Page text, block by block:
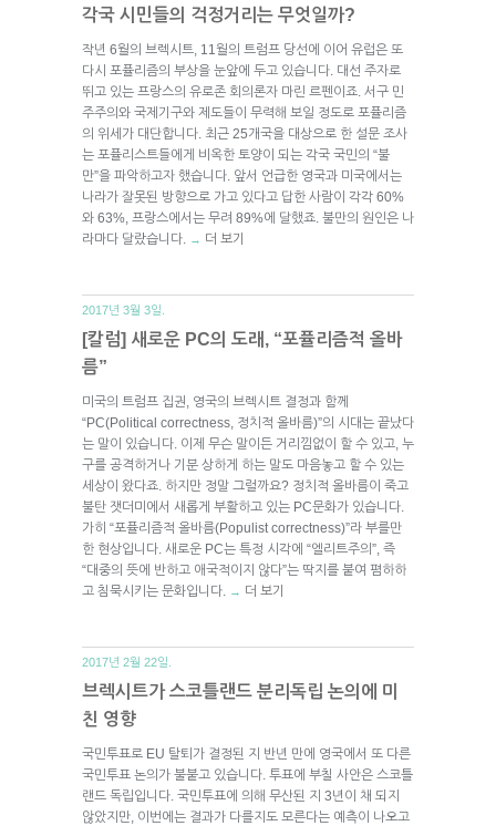
각국 시민들의 걱정거리는 무엇일까?
작년 6월의 브렉시트, 11월의 트럼프 당선에 이어 유럽은 또
다시 포퓰리즘의 부상을 눈앞에 두고 있습니다. 대선 주자로
뛰고 있는 프랑스의 유로존 회의론자 마린 르펜이죠. 서구 민
주주의와 국제기구와 제도들이 무력해 보일 정도로 포퓰리즘
의 위세가 대단합니다. 최근 25개국을 대상으로 한 설문 조사
는 포퓰리스트들에게 비옥한 토양이 되는 각국 국민의 “불
만”을 파악하고자 했습니다. 앞서 언급한 영국과 미국에서는
나라가 잘못된 방향으로 가고 있다고 답한 사람이 각각 60%
와 63%, 프랑스에서는 무려 89%에 달했죠. 불만의 원인은 나
라마다 달랐습니다.
→ 더 보기
2017년 3월 3일.
[칼럼] 새로운 PC의 도래, “포퓰리즘적 올바
름”
미국의 트럼프 집권, 영국의 브렉시트 결정과 함께
“PC(Political correctness, 정치적 올바름)”의 시대는 끝났다
는 말이 있습니다. 이제 무슨 말이든 거리낌없이 할 수 있고, 누
구를 공격하거나 기분 상하게 하는 말도 마음놓고 할 수 있는
세상이 왔다죠. 하지만 정말 그럴까요? 정치적 올바름이 죽고
불탄 잿더미에서 새롭게 부활하고 있는 PC문화가 있습니다.
가히 “포퓰리즘적 올바름(Populist correctness)”라 부를만
한 현상입니다. 새로운 PC는 특정 시각에 “엘리트주의”, 즉
“대중의 뜻에 반하고 애국적이지 않다”는 딱지를 붙여 폄하하
고 침묵시키는 문화입니다.
→ 더 보기
2017년 2월 22일.
브렉시트가 스코틀랜드 분리독립 논의에 미
친 영향
국민투표로 EU 탈퇴가 결정된 지 반년 만에 영국에서 또 다른
국민투표 논의가 불붙고 있습니다. 투표에 부칠 사안은 스코틀
랜드 독립입니다. 국민투표에 의해 무산된 지 3년이 채 되지
않았지만, 이번에는 결과가 다를지도 모른다는 예측이 나오고